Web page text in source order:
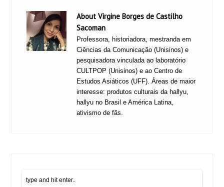
About Virgine Borges de Castilho
Sacoman
Professora, historiadora, mestranda em
Ciências da Comunicação (Unisinos) e
pesquisadora vinculada ao laboratório
CULTPOP (Unisinos) e ao Centro de
Estudos Asiáticos (UFF). Áreas de maior
interesse: produtos culturais da hallyu,
hallyu no Brasil e América Latina,
ativismo de fãs.